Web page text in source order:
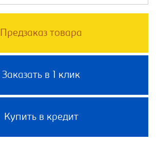
Предзаказ товара
Заказать в 1 клик
Купить в кредит